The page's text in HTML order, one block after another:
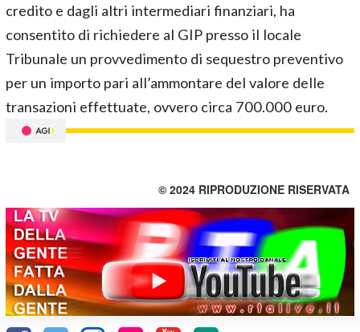
credito e dagli altri intermediari finanziari, ha
consentito di richiedere al GIP presso il locale
Tribunale un provvedimento di sequestro preventivo
per un importo pari all’ammontare del valore delle
transazioni effettuate, ovvero circa 700.000 euro.
© 2024 RIPRODUZIONE RISERVATA